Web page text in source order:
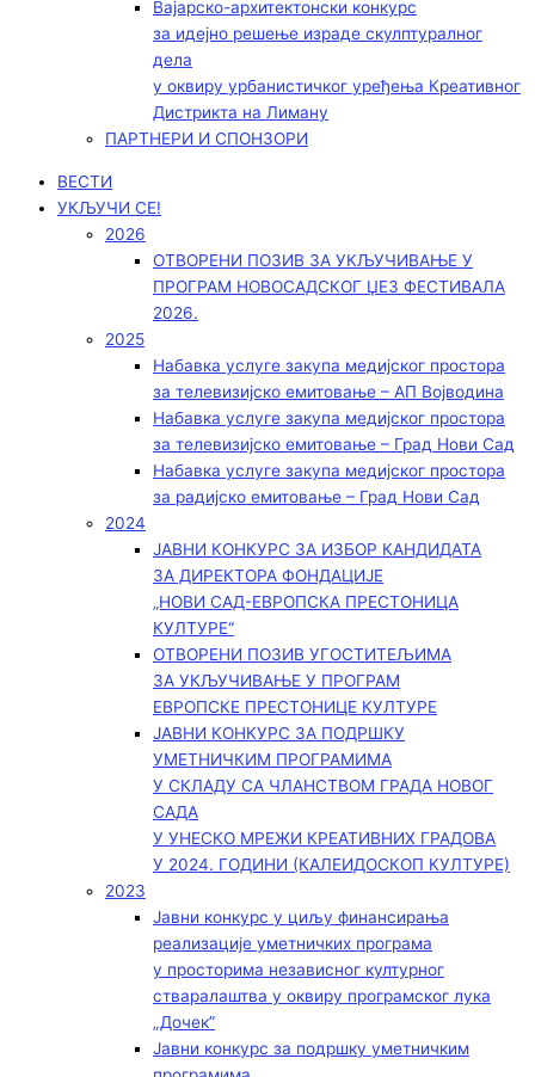
Вајарско-архитектонски конкурс
за идејно решење израде скулптуралног
дела
у оквиру урбанистичког уређења Креативног
Дистрикта на Лиману
ПАРТНЕРИ И СПОНЗОРИ
ВЕСТИ
УКЉУЧИ СЕ!
2026
ОТВОРЕНИ ПОЗИВ ЗА УКЉУЧИВАЊЕ У
ПРОГРАМ НОВОСАДСКОГ ЏЕЗ ФЕСТИВАЛА
2026.
2025
Набавка услуге закупа медијског простора
за телевизијско емитовање – АП Војводинa
Набавка услуге закупа медијског простора
за телевизијско емитовање – Град Нови Сад
Набавка услуге закупа медијског простора
за радијско емитовање – Град Нови Сад
2024
ЈАВНИ КОНКУРС ЗА ИЗБОР КАНДИДАТА
ЗА ДИРЕКТОРА ФОНДАЦИЈЕ
„НОВИ САД-ЕВРОПСКА ПРЕСТОНИЦА
КУЛТУРЕ“
ОТВОРЕНИ ПОЗИВ УГОСТИТЕЉИМА
ЗА УКЉУЧИВАЊЕ У ПРОГРАМ
ЕВРОПСКЕ ПРЕСТОНИЦЕ КУЛТУРЕ
ЈАВНИ КОНКУРС ЗА ПОДРШКУ
УМЕТНИЧКИМ ПРОГРАМИМА
У СКЛАДУ СА ЧЛАНСТВОМ ГРАДА НОВОГ
САДА
У УНЕСКО МРЕЖИ КРЕАТИВНИХ ГРАДОВА
У 2024. ГОДИНИ (КАЛЕИДОСКОП КУЛТУРЕ)
2023
Јавни конкурс у циљу финансирања
реализације уметничких програма
у просторима независног културног
стваралаштва у оквиру програмског лука
„Дочек”
Јавни конкурс за подршку уметничким